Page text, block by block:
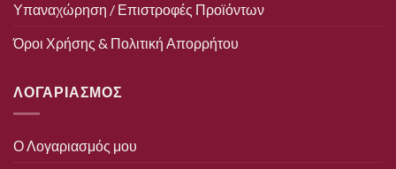
Υπαναχώρηση / Επιστροφές Προϊόντων
Όροι Χρήσης & Πολιτική Απορρήτου
ΛΟΓΑΡΙΑΣΜΟΣ
Ο Λογαριασμός μου